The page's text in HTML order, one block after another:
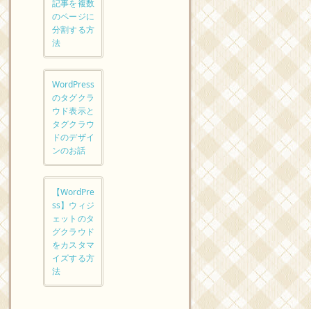
記事を複数
のページに
分割する方
法
WordPress
のタグクラ
ウド表示と
タグクラウ
ドのデザイ
ンのお話
【WordPre
ss】ウィジ
ェットのタ
グクラウド
をカスタマ
イズする方
法